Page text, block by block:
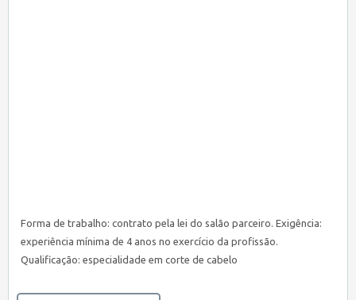
Forma de trabalho: contrato pela lei do salão parceiro. Exigência:
experiência mínima de 4 anos no exercício da profissão.
Qualificação: especialidade em corte de cabelo